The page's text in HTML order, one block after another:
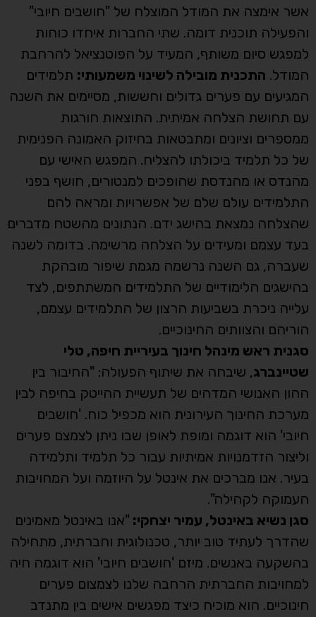
אשר אימצה את המודל המוצלח של "חושבים חיובי"
והפעילה תוכנית דומה. שתי החברות איחדו כוחות
למפגש סיום משותף, המעיד על הפוטנציאל להרחבת
המודל. התכנית מובילה לשינוי משמעותי: תלמידים
המגיעים עם פערים גדולים וחששות, מסיימים את השנה
עם תחושת הצלחה אמיתית. התוצאות חורגות
ממספרים וציונים ומתבטאות בחיזוק האמונה הפנימית
של כל תלמיד ביכולתו להצליח. המפגש האישי עם
מהנדס או מהנדסת שהופכים למנטורים, חושף בפני
התלמידים עולם שלם של אפשרויות ומראה להם
שהצלחה נמצאת בהישג ידם. הנתונים מהשטח מדברים
בעד עצמם ומעידים על הצלחה מרשימה. בדומה לשנה
שעברה, גם השנה נרשמה מגמת שיפור מובהקת
בהישגים הלימודיים של התלמידים המשתתפים, לצד
עלייה ניכרת בשביעות הרצון של התלמידים עצמם,
הוריהם והצוותים החינוכיים.
סגנית ראש מינהל חינוך בעיריית חיפה, טלי
שטיינברג, שיבחה את שיתוף הפעולה: "החיבור בין
ההון האנושי המדהים של תעשיית ההייטק בחיפה לבין
מערכת החינוך העירונית הוא מכפיל כוח. 'חושבים
חיובי' הוא דוגמה ומופת לאופן שבו ניתן לצמצם פערים
וליצור הזדמנויות אמיתיות עבור כל תלמיד ותלמידה
בעיר. אנו מברכים את אינטל על היוזמה ועל המחויבות
העמוקה לקהילה".
סגן נשיא באינטל, עמיר יצחקי: "אנו באינטל מאמינים
שהדרך לעתיד טוב יותר, טכנולוגית וחברתית, מתחילה
בהשקעה באנשים. מיזם 'חושבים חיובי' הוא דוגמה חיה
למחויבות החברתית הרחבה שלנו לצמצום פערים
חינוכיים. הוא מוכיח כיצד מפגשים אישים בין מתנדב